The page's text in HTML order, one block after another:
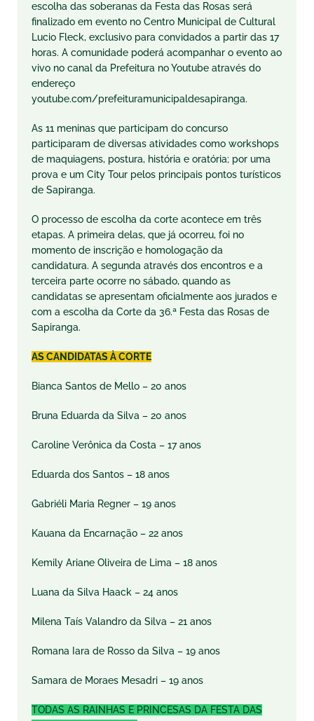
escolha das soberanas da Festa das Rosas será
finalizado em evento no Centro Municipal de Cultural
Lucio Fleck, exclusivo para convidados a partir das 17
horas. A comunidade poderá acompanhar o evento ao
vivo no canal da Prefeitura no Youtube através do
endereço
youtube.com/prefeituramunicipaldesapiranga.
As 11 meninas que participam do concurso
participaram de diversas atividades como workshops
de maquiagens, postura, história e oratória; por uma
prova e um City Tour pelos principais pontos turísticos
de Sapiranga.
O processo de escolha da corte acontece em três
etapas. A primeira delas, que já ocorreu, foi no
momento de inscrição e homologação da
candidatura. A segunda através dos encontros e a
terceira parte ocorre no sábado, quando as
candidatas se apresentam oficialmente aos jurados e
com a escolha da Corte da 36.ª Festa das Rosas de
Sapiranga.
AS CANDIDATAS À CORTE
Bianca Santos de Mello – 20 anos
Bruna Eduarda da Silva – 20 anos
Caroline Verônica da Costa – 17 anos
Eduarda dos Santos – 18 anos
Gabriéli Maria Regner – 19 anos
Kauana da Encarnação – 22 anos
Kemily Ariane Oliveira de Lima – 18 anos
Luana da Silva Haack – 24 anos
Milena Taís Valandro da Silva – 21 anos
Romana Iara de Rosso da Silva – 19 anos
Samara de Moraes Mesadri – 19 anos
TODAS AS RAINHAS E PRINCESAS DA FESTA DAS